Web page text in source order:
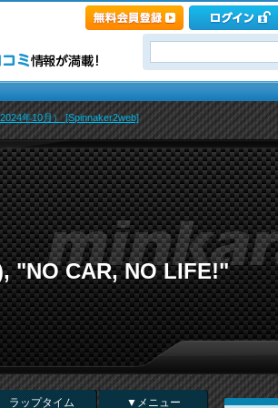
年10月） [Spinnaker2web]
"NO CAR, NO LIFE!"
ラップタイム ▼メニュー